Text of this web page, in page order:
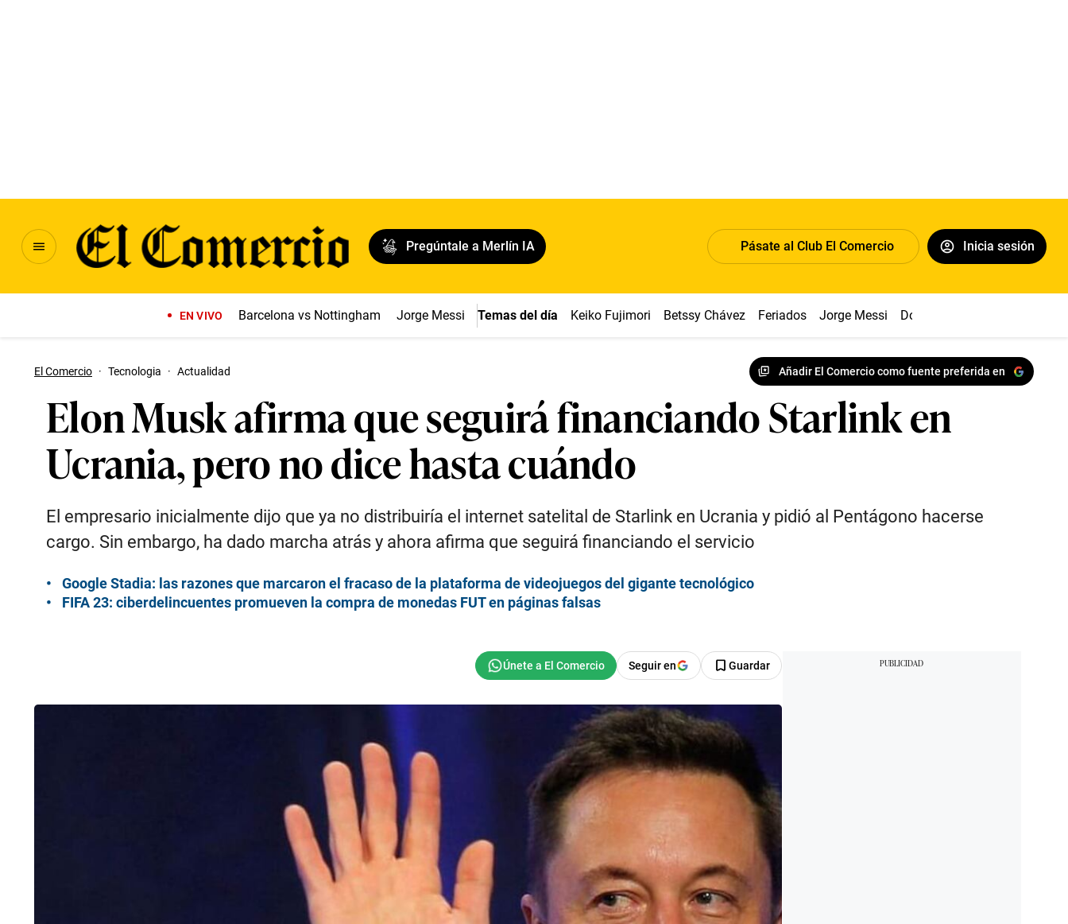
Pregúntale a Merlín IA Pásate al Club El Comercio Inicia sesión
EN VIVO Barcelona vs Nottingham Jorge Messi Temas del día Keiko Fujimori Betssy Chávez Feriados Jorge Messi Dólar
El Comercio · Tecnologia · Actualidad Añadir El Comercio como fuente preferida en
Elon Musk afirma que seguirá financiando Starlink en
Ucrania, pero no dice hasta cuándo
El empresario inicialmente dijo que ya no distribuiría el internet satelital de Starlink en Ucrania y pidió al Pentágono hacerse
cargo. Sin embargo, ha dado marcha atrás y ahora afirma que seguirá financiando el servicio
Google Stadia: las razones que marcaron el fracaso de la plataforma de videojuegos del gigante tecnológico
FIFA 23: ciberdelincuentes promueven la compra de monedas FUT en páginas falsas
Seguir en Guardar